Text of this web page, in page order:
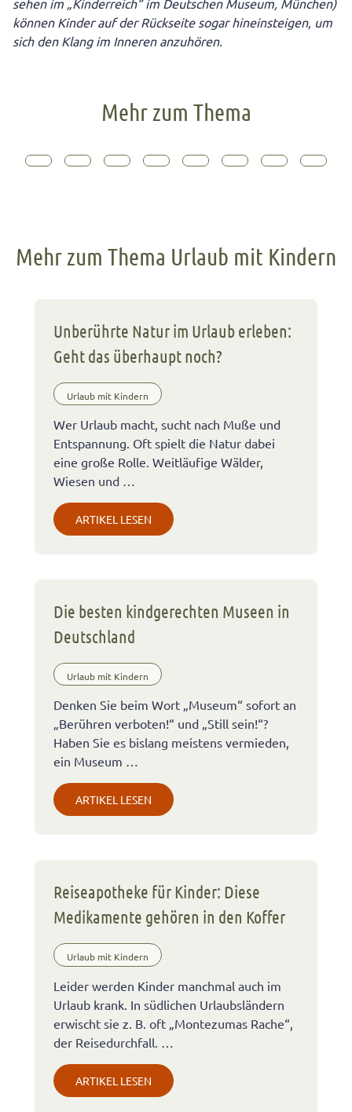
sehen im „Kinderreich“ im Deutschen Museum, München)
können Kinder auf der Rückseite sogar hineinsteigen, um
sich den Klang im Inneren anzuhören.
Mehr zum Thema
Mehr zum Thema Urlaub mit Kindern
Unberührte Natur im Urlaub erleben:
Geht das überhaupt noch?
Urlaub mit Kindern
Wer Urlaub macht, sucht nach Muße und
Entspannung. Oft spielt die Natur dabei
eine große Rolle. Weitläufige Wälder,
Wiesen und …
ARTIKEL LESEN
Die besten kindgerechten Museen in
Deutschland
Urlaub mit Kindern
Denken Sie beim Wort „Museum“ sofort an
„Berühren verboten!“ und „Still sein!“?
Haben Sie es bislang meistens vermieden,
ein Museum …
ARTIKEL LESEN
Reiseapotheke für Kinder: Diese
Medikamente gehören in den Koffer
Urlaub mit Kindern
Leider werden Kinder manchmal auch im
Urlaub krank. In südlichen Urlaubsländern
erwischt sie z. B. oft „Montezumas Rache“,
der Reisedurchfall. …
ARTIKEL LESEN